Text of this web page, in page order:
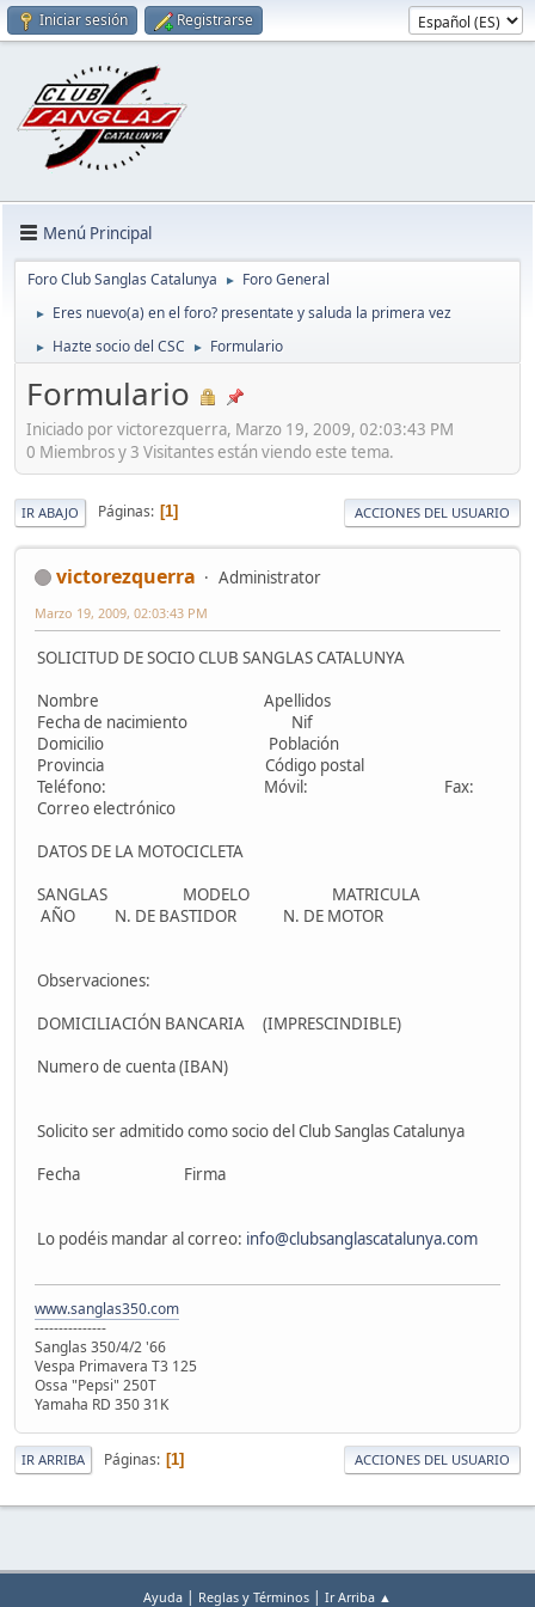
Iniciar sesión Registrarse
Menú Principal
Foro Club Sanglas Catalunya ► Foro General
► Eres nuevo(a) en el foro? presentate y saluda la primera vez
► Hazte socio del CSC ► Formulario
Formulario
Iniciado por victorezquerra, Marzo 19, 2009, 02:03:43 PM
0 Miembros y 3 Visitantes están viendo este tema.
IR ABAJO Páginas 1 ACCIONES DEL USUARIO
victorezquerra Administrator
Marzo 19, 2009, 02:03:43 PM
SOLICITUD DE SOCIO CLUB SANGLAS CATALUNYA
Nombre Apellidos
Fecha de nacimiento Nif
Domicilio Población
Provincia Código postal
Teléfono: Móvil: Fax:
Correo electrónico
DATOS DE LA MOTOCICLETA
SANGLAS MODELO MATRICULA
AÑO N. DE BASTIDOR N. DE MOTOR
Observaciones:
DOMICILIACIÓN BANCARIA (IMPRESCINDIBLE)
Numero de cuenta (IBAN)
Solicito ser admitido como socio del Club Sanglas Catalunya
Fecha Firma
Lo podéis mandar al correo: info@clubsanglascatalunya.com
www.sanglas350.com
---------------
Sanglas 350/4/2 '66
Vespa Primavera T3 125
Ossa "Pepsi" 250T
Yamaha RD 350 31K
IR ARRIBA Páginas 1 ACCIONES DEL USUARIO
Ayuda Reglas y Términos Ir Arriba ▲